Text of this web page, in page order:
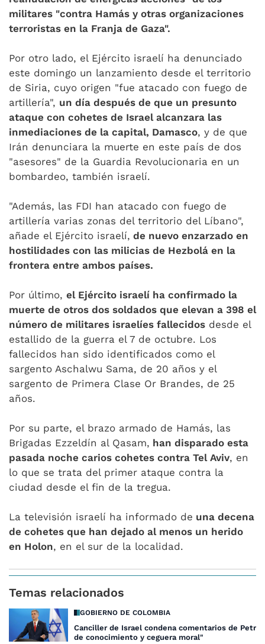
militares "contra Hamás y otras organizaciones
terroristas en la Franja de Gaza".
Por otro lado, el Ejército israelí ha denunciado
este domingo un lanzamiento desde el territorio
de Siria, cuyo origen "fue atacado con fuego de
artillería", un día después de que un presunto
ataque con cohetes de Israel alcanzara las
inmediaciones de la capital, Damasco, y de que
Irán denunciara la muerte en este país de dos
"asesores" de la Guardia Revolucionaria en un
bombardeo, también israelí.
"Además, las FDI han atacado con fuego de
artillería varias zonas del territorio del Líbano",
añade el Ejército israelí, de nuevo enzarzado en
hostilidades con las milicias de Hezbolá en la
frontera entre ambos países.
Por último, el Ejército israelí ha confirmado la
muerte de otros dos soldados que elevan a 398 el
número de militares israelíes fallecidos desde el
estallido de la guerra el 7 de octubre. Los
fallecidos han sido identificados como el
sargento Aschalwu Sama, de 20 años y el
sargento de Primera Clase Or Brandes, de 25
años.
Por su parte, el brazo armado de Hamás, las
Brigadas Ezzeldín al Qasam, han disparado esta
pasada noche carios cohetes contra Tel Aviv, en
lo que se trata del primer ataque contra la
ciudad desde el fin de la tregua.
La televisión israelí ha informado de una decena
de cohetes que han dejado al menos un herido
en Holon, en el sur de la localidad.
Temas relacionados
GOBIERNO DE COLOMBIA
Canciller de Israel condena comentarios de Petro:
de conocimiento y ceguera moral"